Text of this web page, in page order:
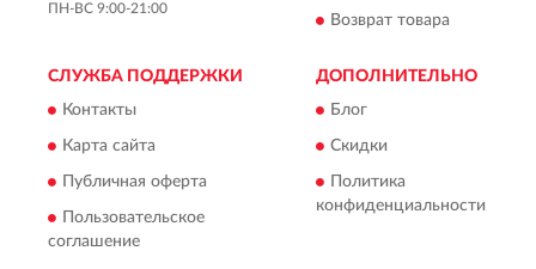
ПН-ВС 9:00-21:00
Возврат товара
СЛУЖБА ПОДДЕРЖКИ
Контакты
Карта сайта
Публичная оферта
Пользовательское
соглашение
ДОПОЛНИТЕЛЬНО
Блог
Скидки
Политика
конфиденциальности